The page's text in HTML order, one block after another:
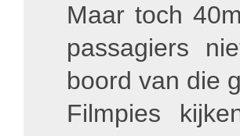
Maar toch
passagiers
boord van die
Filmpies